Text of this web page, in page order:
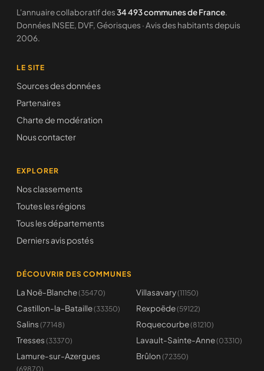
L'annuaire collaboratif des34 493 communes de France.
Données INSEE, DVF, Géorisques · Avis des habitants depuis
2006.
LE SITE
Sources des données
Partenaires
Charte de modération
Nous contacter
EXPLORER
Nos classements
Toutes les régions
Tous les départements
Derniers avis postés
DÉCOUVRIR DES COMMUNES
La Noë-Blanche(35470) Villasavary(11150)
Castillon-la-Bataille(33350) Rexpoëde(59122)
Salins (77148) Roquecourbe(81210)
Tresses (33370) Lavault-Sainte-Anne(03310)
Lamure-sur-Azergues
(69870)
Brûlon (72350)